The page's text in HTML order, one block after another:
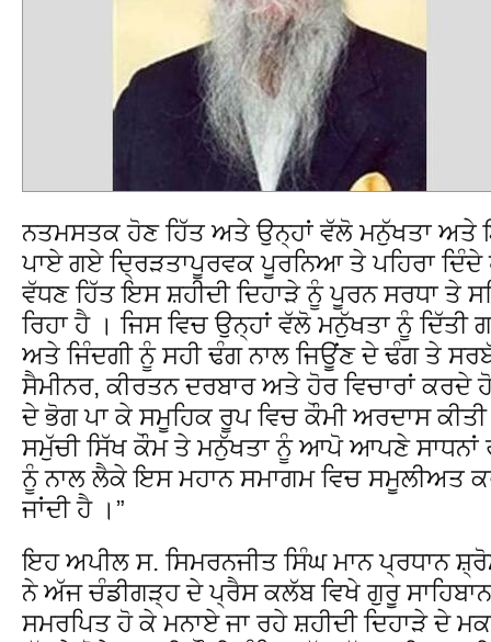
ਨਤਮਸਤਕ ਹੋਣ ਹਿੱਤ ਅਤੇ ਉਨ੍ਹਾਂ ਵੱਲੋ ਮਨੁੱਖਤਾ ਅਤੇ
ਪਾਏ ਗਏ ਦ੍ਰਿੜਤਾਪੂਰਵਕ ਪੂਰਨਿਆ ਤੇ ਪਹਿਰਾ
ਵੱਧਣ ਹਿੱਤ ਇਸ ਸ਼ਹੀਦੀ ਦਿਹਾੜੇ ਨੂੰ ਪੂਰਨ ਸਰਧਾ ਤੇ
ਰਿਹਾ ਹੈ । ਜਿਸ ਵਿਚ ਉਨ੍ਹਾਂ ਵੱਲੋ ਮਨੁੱਖਤਾ ਨੂੰ
ਅਤੇ ਜਿੰਦਗੀ ਨੂੰ ਸਹੀ ਢੰਗ ਨਾਲ ਜਿਊਂਣ ਦੇ ਢੰਗ ਤੇ
ਸੈਮੀਨਰ, ਕੀਰਤਨ ਦਰਬਾਰ ਅਤੇ ਹੋਰ ਵਿਚਾਰਾਂ ਕਰਦੇ
ਦੇ ਭੋਗ ਪਾ ਕੇ ਸਮੂਹਿਕ ਰੂਪ ਵਿਚ ਕੌਮੀ ਅਰਦਾਸ
ਸਮੁੱਚੀ ਸਿੱਖ ਕੌਮ ਤੇ ਮਨੁੱਖਤਾ ਨੂੰ ਆਪੋ ਆਪਣੇ ਸਾਧਨਾਂ
ਨੂੰ ਨਾਲ ਲੈਕੇ ਇਸ ਮਹਾਨ ਸਮਾਗਮ ਵਿਚ ਸਮੂਲੀਅਤ
ਜਾਂਦੀ ਹੈ ।”
ਇਹ ਅਪੀਲ ਸ. ਸਿਮਰਨਜੀਤ ਸਿੰਘ ਮਾਨ ਪ੍ਰਧਾਨ
ਨੇ ਅੱਜ ਚੰਡੀਗੜ੍ਹ ਦੇ ਪ੍ਰੈਸ ਕਲੱਬ ਵਿਖੇ ਗੁਰੂ
ਸਮਰਪਿਤ ਹੋ ਕੇ ਮਨਾਏ ਜਾ ਰਹੇ ਸ਼ਹੀਦੀ ਦਿਹਾੜੇ ਦੇ